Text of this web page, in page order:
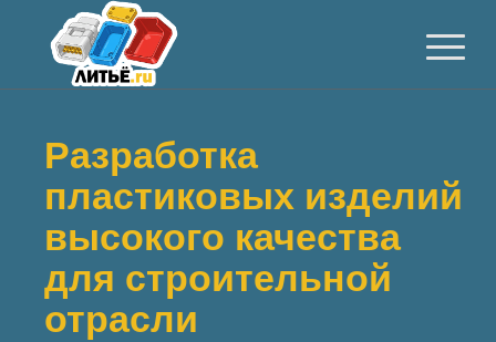
Разработка
пластиковых изделий
высокого качества
для строительной
отрасли